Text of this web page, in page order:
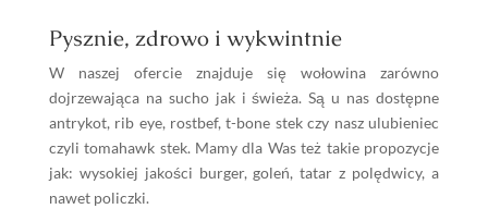
Pysznie, zdrowo i wykwintnie
W naszej ofercie znajduje się wołowina zarówno
dojrzewająca na sucho jak i świeża. Są u nas dostępne
antrykot, rib eye, rostbef, t-bone stek czy nasz ulubieniec
czyli tomahawk stek. Mamy dla Was też takie propozycje
jak: wysokiej jakości burger, goleń, tatar z polędwicy, a
nawet policzki.